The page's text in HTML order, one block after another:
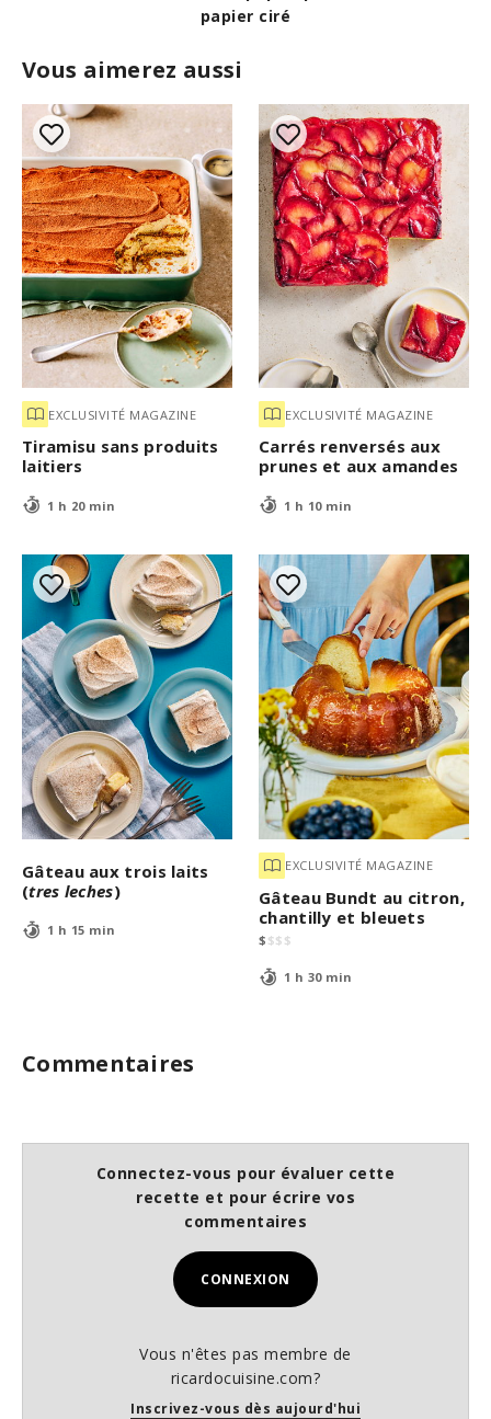
Vous aimerez aussi
EXCLUSIVITÉ MAGAZINE
Tiramisu sans produits
laitiers
1 h 20 min
EXCLUSIVITÉ MAGAZINE
Carrés renversés aux
prunes et aux amandes
1 h 10 min
Gâteau aux trois laits
(tres leches)
1 h 15 min
EXCLUSIVITÉ MAGAZINE
Gâteau Bundt au citron,
chantilly et bleuets
$ $$ $
1 h 30 min
Commentaires
Connectez-vous pour évaluer cette
recette et pour écrire vos
commentaires
CONNEXION
Vous n'êtes pas membre de
ricardocuisine.com?
Inscrivez-vous dès aujourd'hui